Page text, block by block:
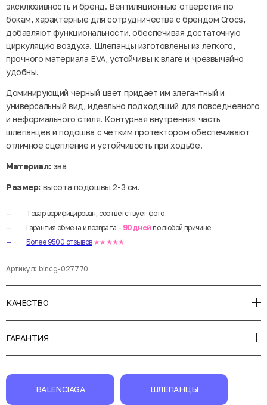
эксклюзивность и бренд. Вентиляционные отверстия по
бокам, характерные для сотрудничества с брендом Crocs,
добавляют функциональности, обеспечивая достаточную
циркуляцию воздуха. Шлепанцы изготовлены из легкого,
прочного материала EVA, устойчивы к влаге и чрезвычайно
удобны.
Доминирующий черный цвет придает им элегантный и
универсальный вид, идеально подходящий для повседневного
и неформального стиля. Контурная внутренняя часть
шлепанцев и подошва с четким протектором обеспечивают
отличное сцепление и устойчивость при ходьбе.
Материал:эва
Размер: высота подошвы 2-3 см.
Товар верифицирован, соответствует фото
Гарантия обмена и возврата - 90 дней по любой причине
Более 9500 отзывов ★★★★★
Артикул: blncg-027770
КАЧЕСТВО
ГАРАНТИЯ
BALENCIAGA ШЛЕПАНЦЫ